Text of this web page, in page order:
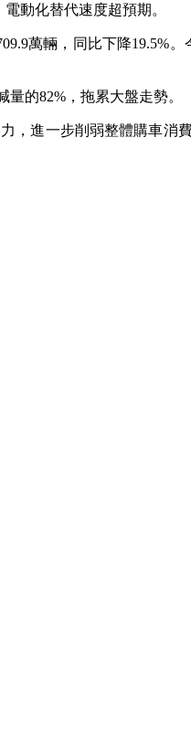
動化替代速度超預期。
萬輛，同比下降19.5%
的82%，拖累大盤走勢。
，進一步削弱整體購車消